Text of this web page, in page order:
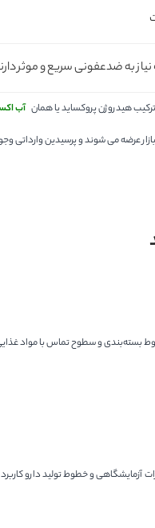
به ضدعفونی سریع و موثر
هیدروژن پروکساید یا همان آب
عرضه می شوند و پرسیدین وارداتی
بسته‌بندی و سطوح تماس با مواد
آزمایشگاهی و خطوط تولید دارو